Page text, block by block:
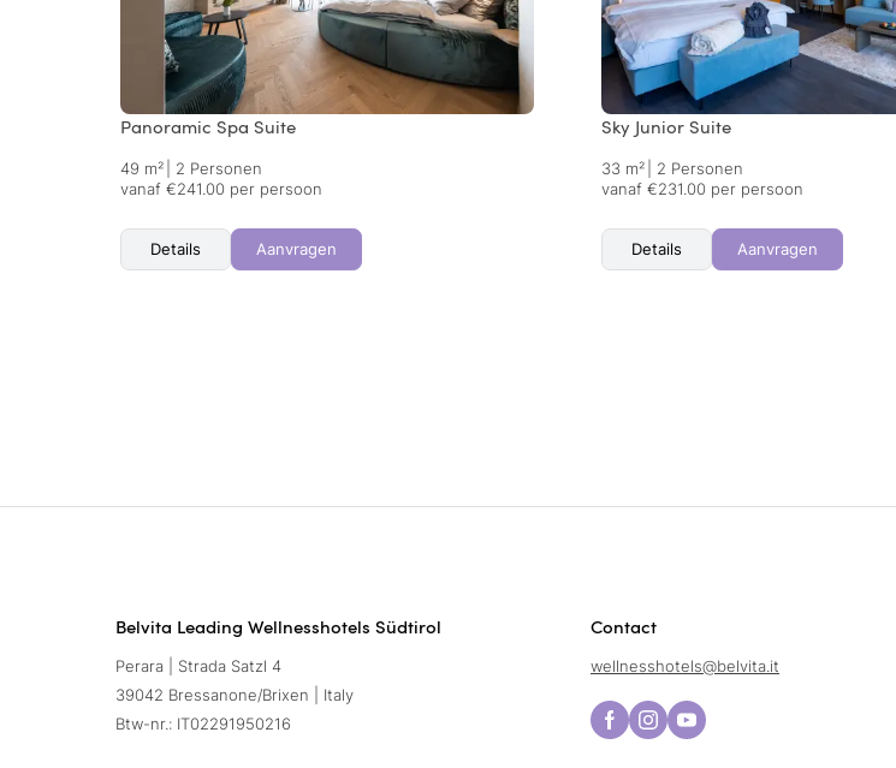
Panoramic Spa Suite
49 m²
2 Personen
vanaf €241.00 per persoon
Details Aanvragen
Sky Junior Suite
33 m²
2 Personen
vanaf €231.00 per persoon
Details Aanvragen
Belvita Leading Wellnesshotels Südtirol
Perara | Strada Satzl 4
39042 Bressanone/Brixen | Italy
Btw-nr.: IT02291950216
Contact
wellnesshotels@belvita.it